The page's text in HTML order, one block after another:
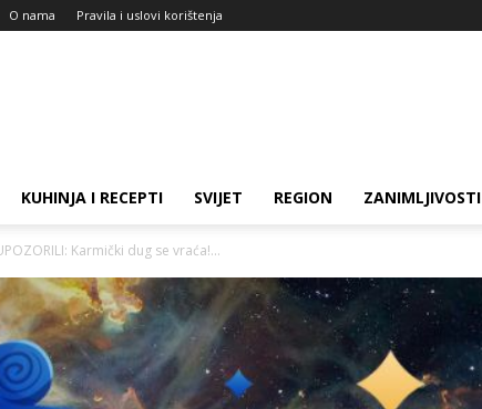
O nama Pravila i uslovi korištenja
KUHINJA I RECEPTI SVIJET REGION ZANIMLJIVOSTI
Karmički dug se vraća!...